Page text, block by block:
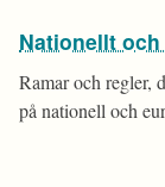
Nationellt
Ramar och regler,
på nationell och